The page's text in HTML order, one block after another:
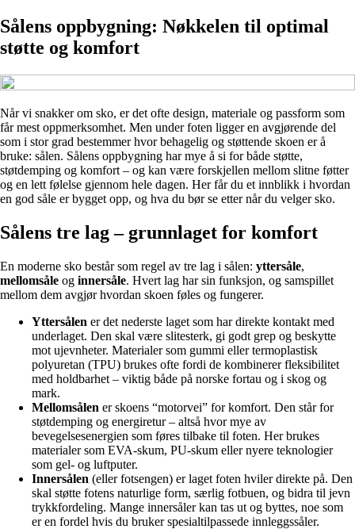
Sålens oppbygning: Nøkkelen til optimal
støtte og komfort
Når vi snakker om sko, er det ofte design, materiale og passform som
får mest oppmerksomhet. Men under foten ligger en avgjørende del
som i stor grad bestemmer hvor behagelig og støttende skoen er å
bruke: sålen. Sålens oppbygning har mye å si for både støtte,
støtdemping og komfort – og kan være forskjellen mellom slitne føtter
og en lett følelse gjennom hele dagen. Her får du et innblikk i hvordan
en god såle er bygget opp, og hva du bør se etter når du velger sko.
Sålens tre lag – grunnlaget for komfort
En moderne sko består som regel av tre lag i sålen: yttersåle,
mellomsåle og innersåle. Hvert lag har sin funksjon, og samspillet
mellom dem avgjør hvordan skoen føles og fungerer.
Yttersålen er det nederste laget som har direkte kontakt med
underlaget. Den skal være slitesterk, gi godt grep og beskytte
mot ujevnheter. Materialer som gummi eller termoplastisk
polyuretan (TPU) brukes ofte fordi de kombinerer fleksibilitet
med holdbarhet – viktig både på norske fortau og i skog og
mark.
Mellomsålen er skoens “motorvei” for komfort. Den står for
støtdemping og energiretur – altså hvor mye av
bevegelsesenergien som føres tilbake til foten. Her brukes
materialer som EVA-skum, PU-skum eller nyere teknologier
som gel- og luftputer.
Innersålen (eller fotsengen) er laget foten hviler direkte på. Den
skal støtte fotens naturlige form, særlig fotbuen, og bidra til jevn
trykkfordeling. Mange innersåler kan tas ut og byttes, noe som
er en fordel hvis du bruker spesialtilpassede innleggssåler.